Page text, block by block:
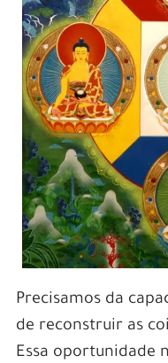
Precisamos da
de reconstruir as
Essa oportunidade